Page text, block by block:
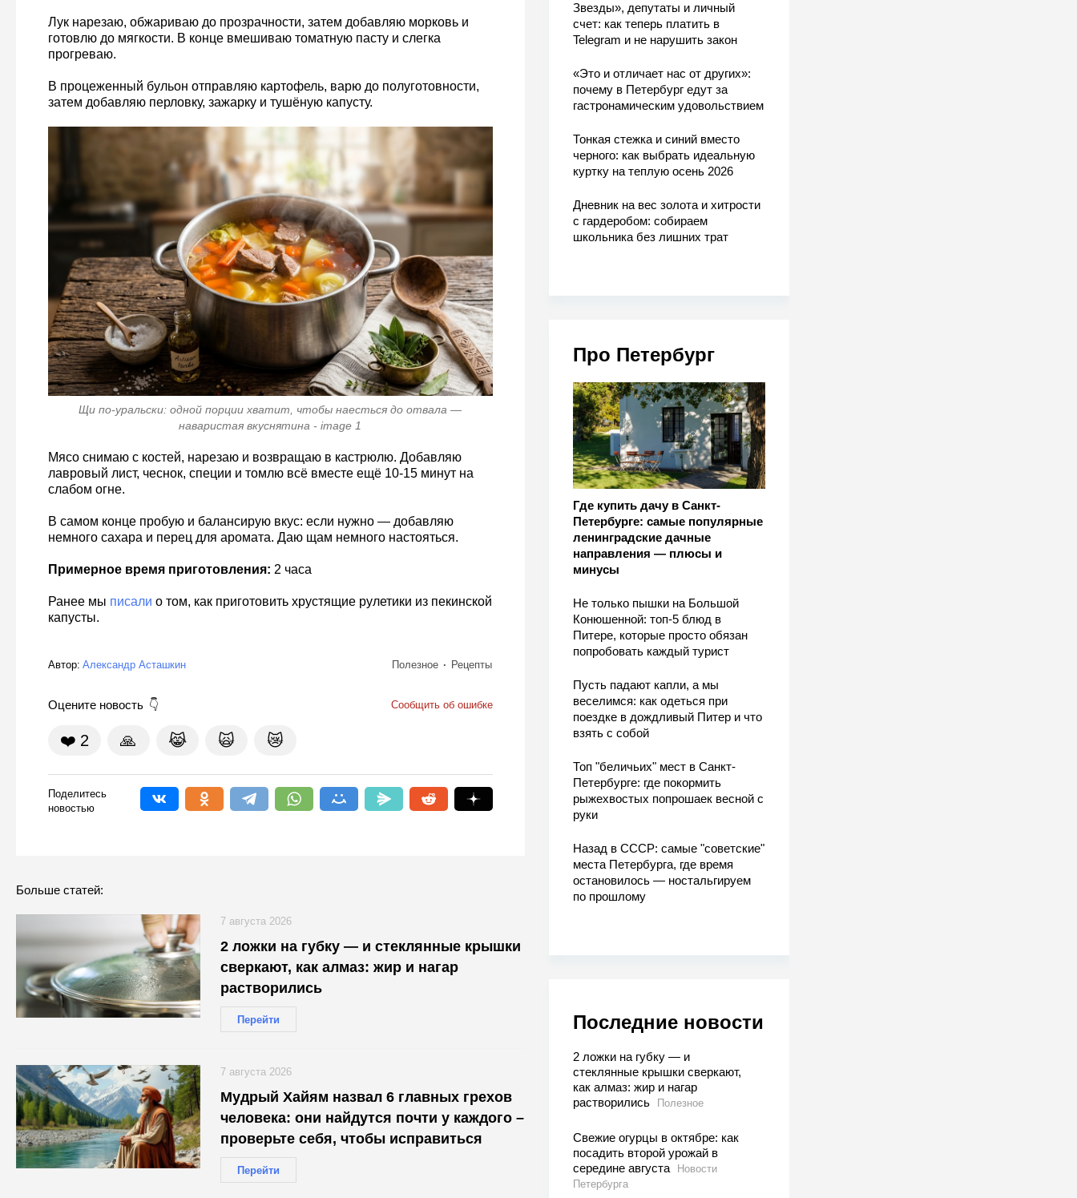
Звезды», депутаты и личный
счет: как теперь платить в
Telegram и не нарушить закон
«Это и отличает нас от других»:
почему в Петербург едут за
гастронамическим удовольствием
Тонкая стежка и синий вместо
черного: как выбрать идеальную
куртку на теплую осень 2026
Дневник на вес золота и хитрости
с гардеробом: собираем
школьника без лишних трат
Про Петербург
Где купить дачу в Санкт-
Петербурге: самые популярные
ленинградские дачные
направления — плюсы и
минусы
Не только пышки на Большой
Конюшенной: топ-5 блюд в
Питере, которые просто обязан
попробовать каждый турист
Пусть падают капли, а мы
веселимся: как одеться при
поездке в дождливый Питер и что
взять с собой
Топ "беличьих" мест в Санкт-
Петербурге: где покормить
рыжехвостых попрошаек весной с
руки
Назад в СССР: самые "советские"
места Петербурга, где время
остановилось — ностальгируем
по прошлому
Последние новости
2 ложки на губку — и
стеклянные крышки сверкают,
как алмаз: жир и нагар
растворились
Полезное
Свежие огурцы в октябре: как
посадить второй урожай в
середине августа
Новости
Петербурга
Лук нарезаю, обжариваю до прозрачности, затем добавляю морковь и
готовлю до мягкости. В конце вмешиваю томатную пасту и слегка
прогреваю.
В процеженный бульон отправляю картофель, варю до полуготовности,
затем добавляю перловку, зажарку и тушёную капусту.
Щи по-уральски: одной порции хватит, чтобы наесться до отвала —
наваристая вкуснятина - image 1
Мясо снимаю с костей, нарезаю и возвращаю в кастрюлю. Добавляю
лавровый лист, чеснок, специи и томлю всё вместе ещё 10-15 минут на
слабом огне.
В самом конце пробую и балансирую вкус: если нужно — добавляю
немного сахара и перец для аромата. Даю щам немного настояться.
Примерное время приготовления: 2 часа
Ранее мы писали о том, как приготовить хрустящие рулетики из пекинской
капусты.
Автор: Александр Асташкин Полезное Рецепты
Оцените новость Сообщить об ошибке
❤️ 2 🙏 😹 🙀 😿
Поделитесь
новостью
Больше статей:
2 ложки на губку — и стеклянные крышки
сверкают, как алмаз: жир и нагар
растворились
Перейти
7 августа 2026
Мудрый Хайям назвал 6 главных грехов
человека: они найдутся почти у каждого –
проверьте себя, чтобы исправиться
Перейти
7 августа 2026